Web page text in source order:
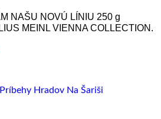
NAŠU NOVÚ LÍNIU 250 g
MEINL VIENNA COLLECTION.